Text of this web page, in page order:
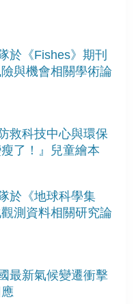
於《Fishes》期刊
與機會相關學術論
救科技中心與環保
了！』兒童繪本
於《地球科學集
測資料相關研究論
最新氣候變遷衝擊